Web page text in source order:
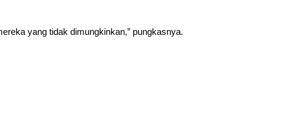
yang tidak dimungkinkan,” pungkasnya.